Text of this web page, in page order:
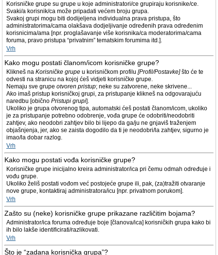
Korisničke grupe su grupe u koje administratori/ce grupiraju korisnike/ce.
Svaki/a korisnik/ca može pripadati većem broju grupa.
Svakoj grupi mogu biti dodijeljena individualna prava pristupa, što
administratorima/cama olakšava dodjeljivanje određenih prava određenim
korisnicima/ama [npr. proglašavanje više korisnika/ca moderatorima/cama
foruma, pravo pristupa “privatnim” tematskim forumima itd.].
Vrh
Kako mogu postati članom/icom korisničke grupe?
Klikneš na Korisničke grupe u korisničkom profilu [Profil/Postavke]što će te
odvesti na stranicu na kojoj ćeš vidjeti korisničke grupe.
Nemaju sve grupe otvoren pristup; neke su zatvorene, neke skrivene...
Ako imaš pristup korisničkoj grupi, za pristupanje klikneš na odgovarajuću
naredbu [obično Pristupi grupi].
Ukoliko je grupa otvorenog tipa, automatski ćeš postati članom/icom, ukoliko
je za pristupanje potrebno odobrenje, vođa grupe će odobriti/neodobriti
zahtjev, ako neodobri zahtjev bilo bi lijepo da ga/ju ne gnjaviš traženjem
objašnjenja, jer, ako se zaista dogodilo da ti je neodobri/la zahtjev, sigurno je
imao/la dobar razlog.
Vrh
Kako mogu postati vođa korisničke grupe?
Korisničke grupe inicijalno kreira administrator/ica pri čemu odmah određuje i
vođu grupe.
Ukoliko želiš postati vođom već postojeće grupe ili, pak, (za)tražiti otvaranje
nove grupe, kontaktiraj administratora/icu [npr. privatnom porukom].
Vrh
Zašto su (neke) korisničke grupe prikazane različitim bojama?
Administrator/ica foruma određuje boje [članova/ica] korisničkih grupa kako bi
ih bilo lakše identificirati/razlikovati.
Vrh
Što je “zadana korisnička grupa”?